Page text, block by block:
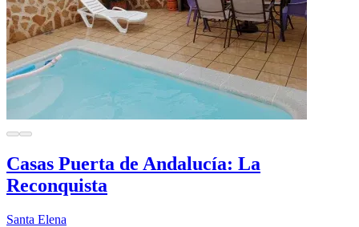
Casas Puerta de Andalucía: La
Reconquista
Santa Elena